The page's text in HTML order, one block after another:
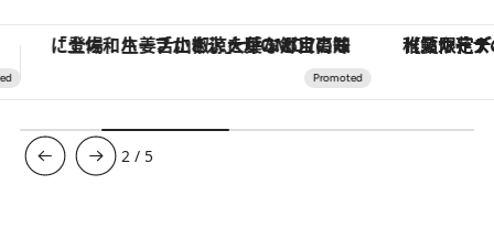
【夏限定ディナーコース】旬を迎える稚鮎や花ズッキーニなどをイタリア・トスカーナの郷土料理の手法で満喫！ 【銀座で出合う最旬美容】美髪ケアや上質
3 / 5